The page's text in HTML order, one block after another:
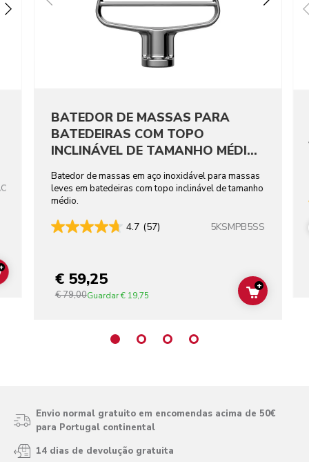
ADD TO CART
BATEDOR DE MASSAS PARA
BATEDEIRAS COM TOPO
INCLINÁVEL DE TAMANHO MÉDIO
Batedor de massas em aço inoxidável para massas
leves em batedeiras com topo inclinável de tamanho
médio.
4.7 (57) 5KSMPB5SS
€ 59,25
€ 79,00Guardar€ 19,75 ADD TO
+
Envio normal gratuito em encomendas acima de 50€
para Portugal continental
14 dias de devolução gratuita